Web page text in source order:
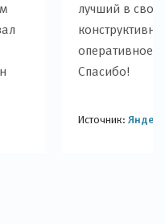
лучший в
оперативное
Спасибо!
Источник: